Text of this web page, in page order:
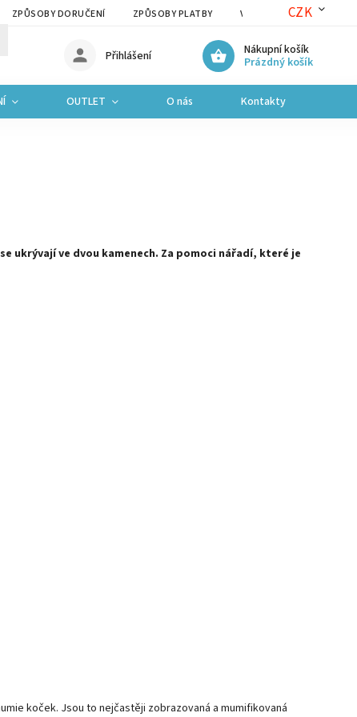
ZPŮSOBY DORUČENÍ ZPŮSOBY PLATBY VRÁCENÍ ZBOŽÍ A
CZK
Nákupní košík
Prázdný košík
Přihlášení
OUTLET O nás Kontakty
ukrývají ve dvou kamenech. Za pomoci nářadí, které je
koček. Jsou to nejčastěji zobrazovaná a mumifikovaná